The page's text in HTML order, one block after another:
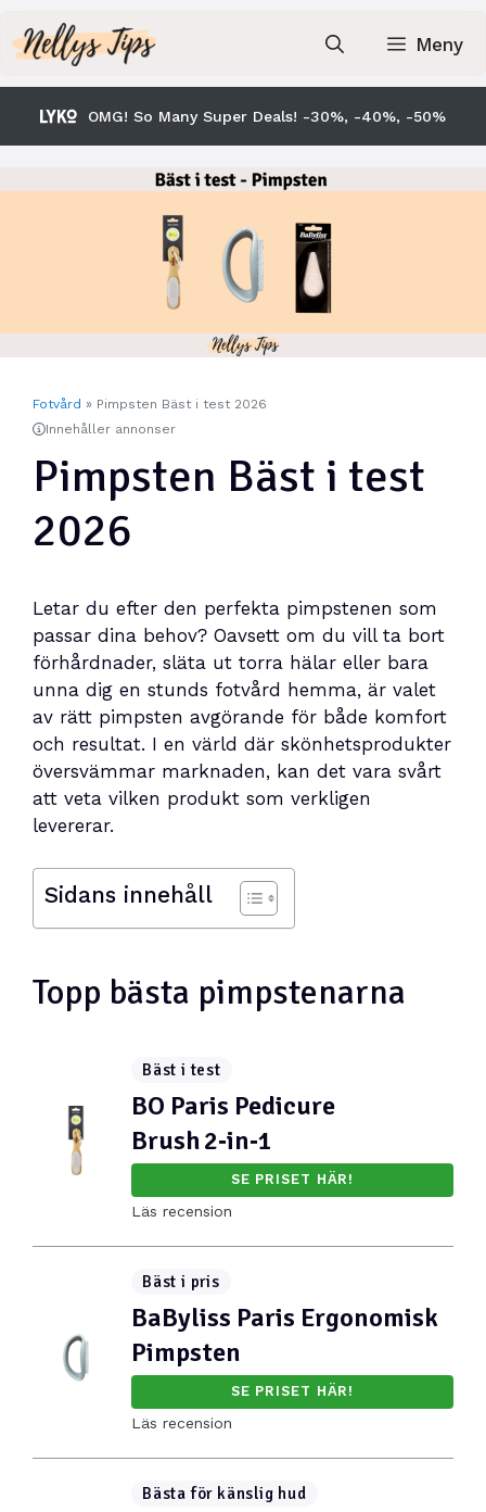
till
innehåll
Meny
OMG! So Many Super Deals! -30%, -40%, -50%
Fotvård » Pimpsten Bäst i test 2026
Innehåller annonser
Pimpsten Bäst i test
2026
Letar du efter den perfekta pimpstenen som
passar dina behov? Oavsett om du vill ta bort
förhårdnader, släta ut torra hälar eller bara
unna dig en stunds fotvård hemma, är valet
av rätt pimpsten avgörande för både komfort
och resultat. I en värld där skönhetsprodukter
översvämmar marknaden, kan det vara svårt
att veta vilken produkt som verkligen
levererar.
Sidans innehåll
Topp bästa pimpstenarna
Bäst i test
BO Paris Pedicure
Brush 2‑in‑1
SE PRISET HÄR!
Läs recension
Bäst i pris
BaByliss Paris Ergonomisk
Pimpsten
SE PRISET HÄR!
Läs recension
Bästa för känslig hud